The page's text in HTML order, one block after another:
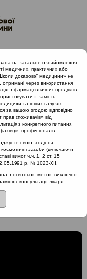
та лікування
доказової медицини
методи
на загальне ознайомлення
медичних, практичних або
доказової медицини» не
отримані через використання
з фармацевтичних продуктів
її замість
та інших галузях.
за вашою згодою відповідно
споживачів» від
з конкретного питання,
професіоналів.
свою згоду на
косметичні засоби (включаючи
вимог ч.ч. 1, 2 ст. 15
р. № 1023-XII.
з освітньою метою виключно
консультації лікаря.